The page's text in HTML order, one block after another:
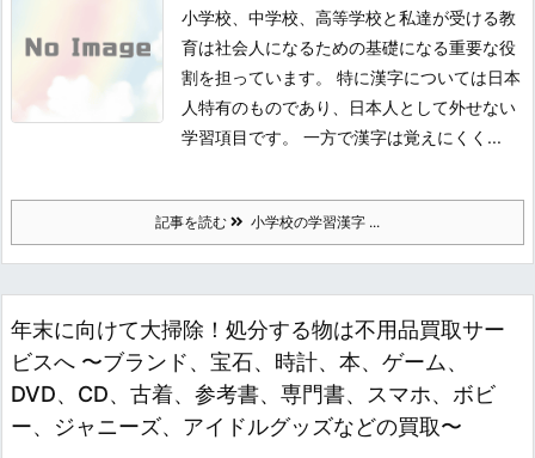
小学校、中学校、高等学校と私達が受ける教
育は社会人になるための基礎になる重要な役
割を担っています。 特に漢字については日本
人特有のものであり、日本人として外せない
学習項目です。 一方で漢字は覚えにくく...
記事を読む 小学校の学習漢字 ...
年末に向けて大掃除！処分する物は不用品買取サー
ビスへ 〜ブランド、宝石、時計、本、ゲーム、
DVD、CD、古着、参考書、専門書、スマホ、ボビ
ー、ジャニーズ、アイドルグッズなどの買取〜